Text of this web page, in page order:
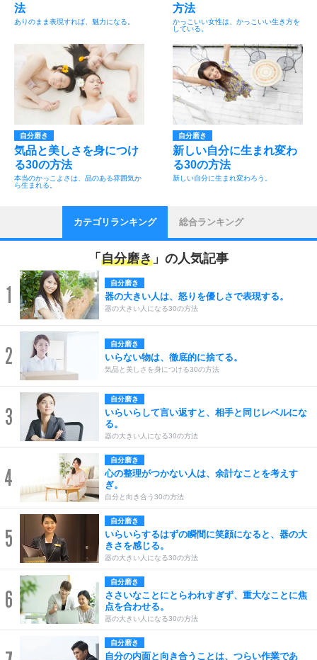
法
ありのまま表現すれば、魅力になる。
方法
かっこいい女性は、かっこいい生き方を
している。
自分磨き
気品と美しさを身につけ
る30の方法
本当のかっこよさは、品のある雰囲気か
ら生まれる。
自分磨き
新しい自分に生まれ変わ
る30の方法
新しい自分に生まれ変わろう。
カテゴリランキング 総合ランキング
「 自分磨き 」の人気記事
1 自分磨き
器の大きい人は、怒りを優しさで表現する。
器の大きい人になる30の方法
2 自分磨き
いらない物は、徹底的に捨てる。
気品と美しさを身につける30の方法
3
自分磨き
いらいらして言い返すと、相手と同じレベルにな
る。
器の大きい人になる30の方法
4
自分磨き
心の整理がつかない人は、余計なことを考えす
ぎ。
自分と向き合う30の方法
5
自分磨き
いらいらするはずの瞬間に笑顔になると、器の大
きさを感じる。
器の大きい人になる30の方法
6
自分磨き
ささいなことにとらわれすぎず、重大なことに焦
点を合わせる。
器の大きい人になる30の方法
自分磨き
自分の内面と向き合うことは、つらい作業であ